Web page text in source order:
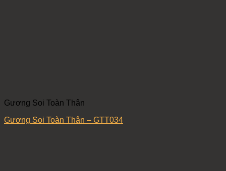
Gương Soi Toàn Thân
Gương Soi Toàn Thân – GTT034